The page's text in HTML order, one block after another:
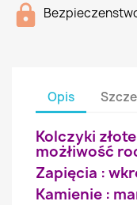
Opis
Kolczyki
możłiwość
Zapięcia :
Kamienie :